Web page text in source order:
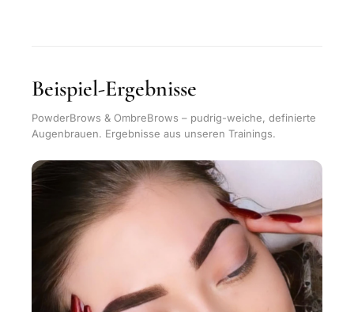
Beispiel-Ergebnisse
PowderBrows & OmbreBrows – pudrig-weiche, definierte
Augenbrauen. Ergebnisse aus unseren Trainings.